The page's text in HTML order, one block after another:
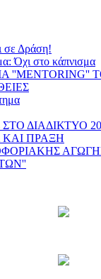
σε Δράση!
Όχι στο κάπνισμα
ΔΙΑΔΙΚΤΥΟ
ΠΡΑΞΗ